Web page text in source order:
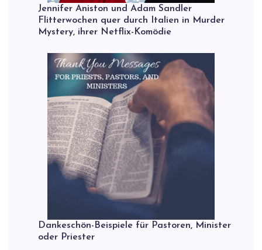
Jennifer Aniston und Adam Sandler
Flitterwochen quer durch Italien in Murder
Mystery, ihrer Netflix-Komödie
Dankeschön-Beispiele für Pastoren, Minister
oder Priester